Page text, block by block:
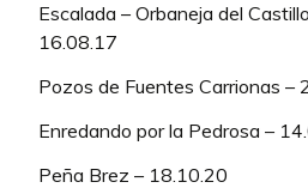
Escalada – Orbaneja del
16.08.17
Pozos de Fuentes Carrionas –
Enredando por la Pedrosa –
Peña Brez – 18.10.20